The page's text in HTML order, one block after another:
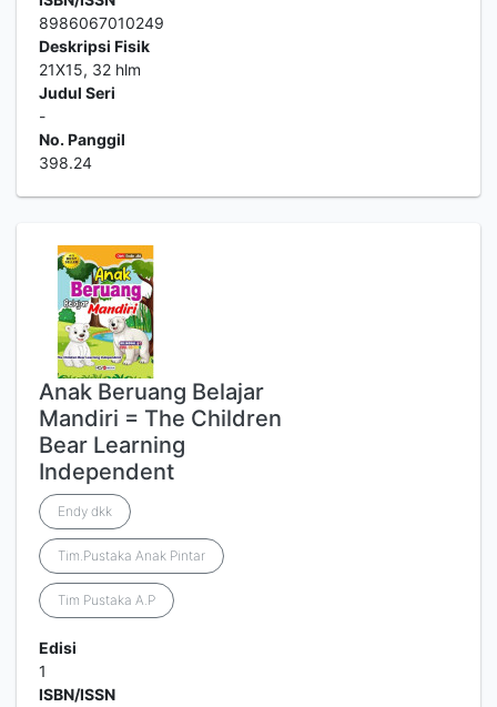
8986067010249
Deskripsi Fisik
21X15, 32 hlm
Judul Seri
-
No. Panggil
398.24
Anak Beruang Belajar
Mandiri = The Children
Bear Learning
Independent
Endy dkk
Tim.Pustaka Anak Pintar
Tim Pustaka A.P
Edisi
1
ISBN/ISSN